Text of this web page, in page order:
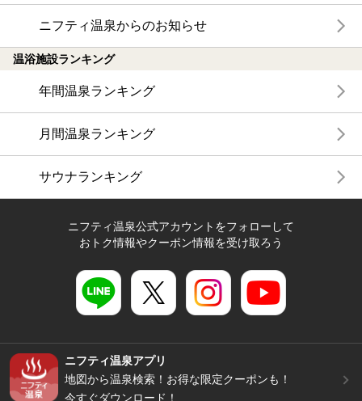
ニフティ温泉からのお知らせ
温浴施設ランキング
年間温泉ランキング
月間温泉ランキング
サウナランキング
ニフティ温泉公式アカウントをフォローして
おトク情報やクーポン情報を受け取ろう
ニフティ温泉アプリ
地図から温泉検索！お得な限定クーポンも！
今すぐダウンロード！